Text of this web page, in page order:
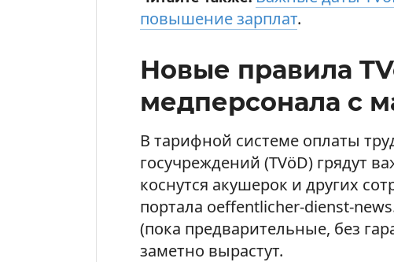
повышение зарплат.
Новые правила
медперсонала с
В тарифной системе оплаты
госучреждений (TVöD) грядут
коснутся акушерок и других
портала oeffentlicher-dienst-
(пока предварительные, без
заметно вырастут.